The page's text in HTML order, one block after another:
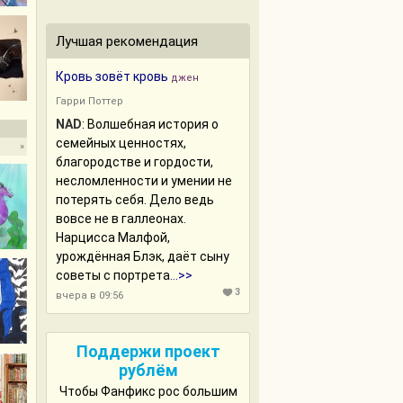
»
Лучшая рекомендация
Кровь зовёт кровь джен
Гарри Поттер
NAD: Волшебная история о
семейных ценностях,
благородстве и гордости,
несломленности и умении не
потерять себя. Дело ведь
вовсе не в галлеонах.
Нарцисса Малфой,
урождённая Блэк, даёт сыну
советы с портрета ...>>
вчера в 09:56 3
Поддержи проект
рублём
Чтобы Фанфикс рос большим